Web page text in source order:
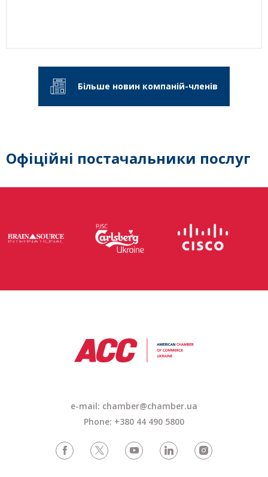
Більше новин компаній-членів
Офіційні постачальники послуг
e-mail: chamber@chamber.ua
Phone: +380 44 490 5800